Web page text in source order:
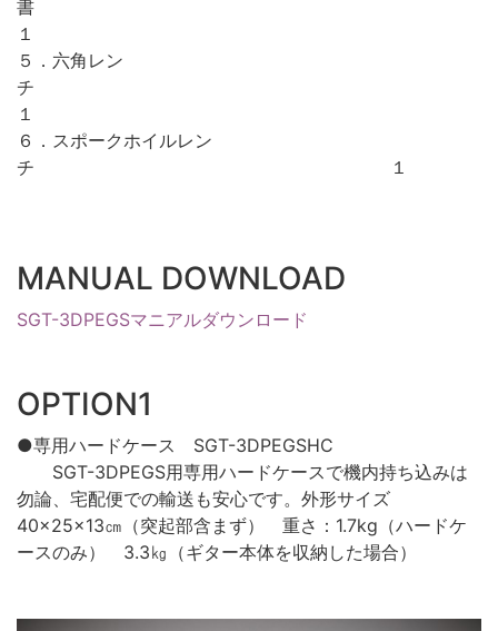
１
５．六角レン
チ
１
６．スポークホイルレン
チ １
MANUAL DOWNLOAD
SGT-3DPEGSマニアルダウンロード
OPTION1
●専用ハードケース SGT-3DPEGSHC
SGT-3DPEGS用専用ハードケースで機内持ち込みは
勿論、宅配便での輸送も安心です。外形サイズ
40×25×13㎝（突起部含まず） 重さ：1.7kg（ハードケ
ースのみ） 3.3㎏（ギター本体を収納した場合）